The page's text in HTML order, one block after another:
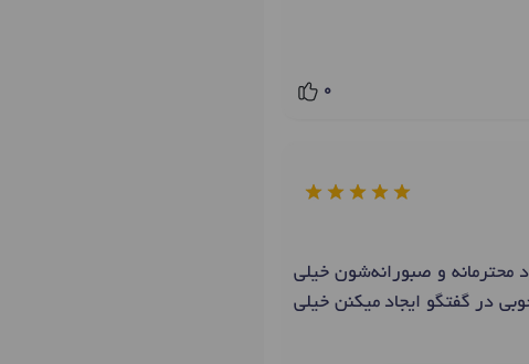
0
محترمانه و صبورانه‌شون خیلی
در گفتگو ایجاد میکنن خیلی